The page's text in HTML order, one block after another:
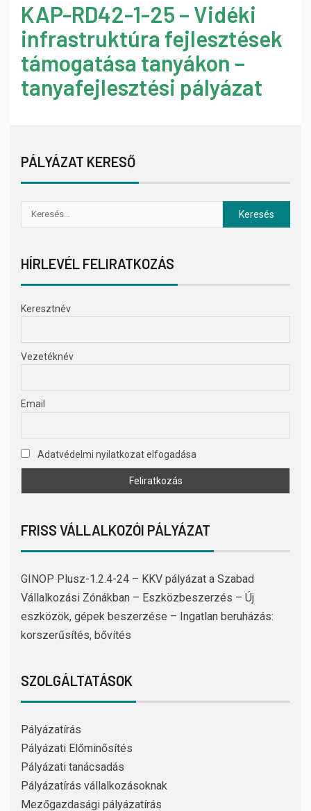
KAP-RD42-1-25 – Vidéki
infrastruktúra fejlesztések
támogatása tanyákon –
tanyafejlesztési pályázat
PÁLYÁZAT KERESŐ
HÍRLEVÉL FELIRATKOZÁS
Keresztnév
Vezetéknév
Email
Adatvédelmi nyilatkozat elfogadása
FRISS VÁLLALKOZÓI PÁLYÁZAT
GINOP Plusz-1.2.4-24 – KKV pályázat a Szabad
Vállalkozási Zónákban – Eszközbeszerzés – Új
eszközök, gépek beszerzése – Ingatlan beruházás:
korszerűsítés, bővítés
SZOLGÁLTATÁSOK
Pályázatírás
Pályázati Előminősítés
Pályázati tanácsadás
Pályázatírás vállalkozásoknak
Mezőgazdasági pályázatírás